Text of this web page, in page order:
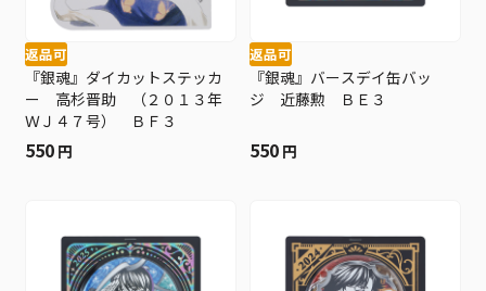
返品可
『銀魂』ダイカットステッカ
ー 高杉晋助 （２０１３年
ＷＪ４７号） ＢＦ３
550 円
返品可
『銀魂』バースデイ缶バッ
ジ 近藤勲 ＢＥ３
550 円